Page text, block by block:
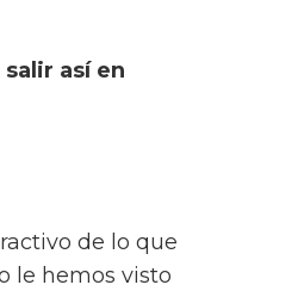
así en
de lo que
le hemos visto